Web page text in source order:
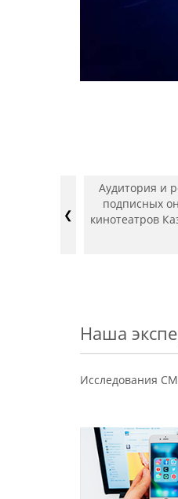
❮
Аудитория и
подписных
кинотеатров
Наша
Исследования